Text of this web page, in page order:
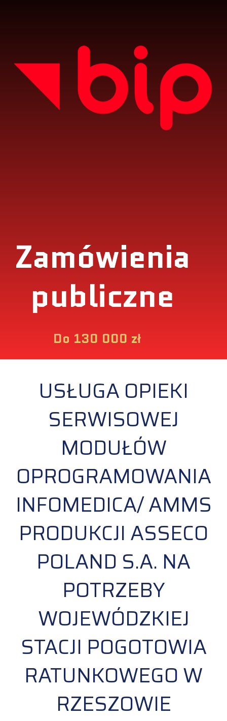
Zamówienia
publiczne
Do 130 000 zł
USŁUGA OPIEKI
SERWISOWEJ
MODUŁÓW
OPROGRAMOWANIA
INFOMEDICA/ AMMS
PRODUKCJI ASSECO
POLAND S.A. NA
POTRZEBY
WOJEWÓDZKIEJ
STACJI POGOTOWIA
RATUNKOWEGO W
RZESZOWIE